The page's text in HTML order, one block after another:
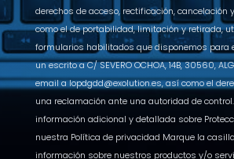
derechos de acceso, rectificación, cancelación
como el de portabilidad, limitación y retirada,
formularios habilitados que disponemos para
un escrito a C/ SEVERO OCHOA, 14B, 30560,
email a lopdgdd@exolution.es, así como el
una reclamación ante una autoridad de
información adicional y detallada sobre
nuestra Política de privacidad Marque la
información sobre nuestros productos y/o